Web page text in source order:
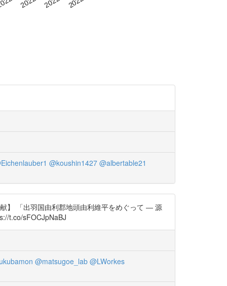
@koushin1427 @albertable21
】 「出羽国由利郡地頭由利維平をめぐって ― 源
t.co/sFOCJpNaBJ
@matsugoe_lab @LWorkes